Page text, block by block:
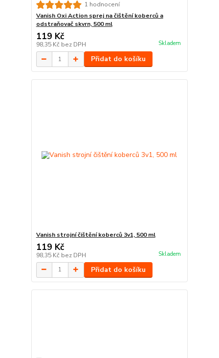
1 hodnocení
Vanish Oxi Action sprej na čištění koberců a
odstraňovač skvrn, 500 ml
119 Kč
98,35 Kč bez DPH Skladem
Přidat do košíku
Vanish strojní čištění koberců 3v1, 500 ml
119 Kč
98,35 Kč bez DPH Skladem
Přidat do košíku